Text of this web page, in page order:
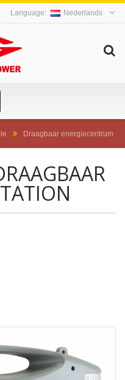
Nederlands
Draagbaar energiecentrum